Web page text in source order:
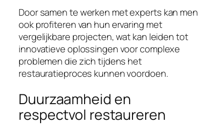
Door samen te werken met experts kan men
ook profiteren van hun ervaring met
vergelijkbare projecten, wat kan leiden tot
innovatieve oplossingen voor complexe
problemen die zich tijdens het
restauratieproces kunnen voordoen.
Duurzaamheid en
respectvol restaureren